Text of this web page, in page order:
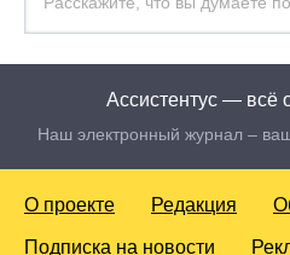
Ассистентус — всё
Наш электронный журнал –
О проекте Редакция
Подписка на новости